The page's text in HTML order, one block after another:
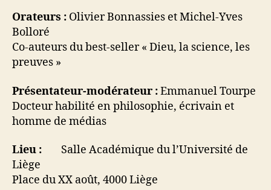
Orateurs : Olivier Bonnassies et Michel-Yves
Bolloré
Co-auteurs du best-seller « Dieu, la science, les
preuves »
Présentateur-modérateur :Emmanuel Tourpe
Docteur habilité en philosophie, écrivain et
homme de médias
Lieu : Salle Académique du l’Université de
Liège
Place du XX août, 4000 Liège